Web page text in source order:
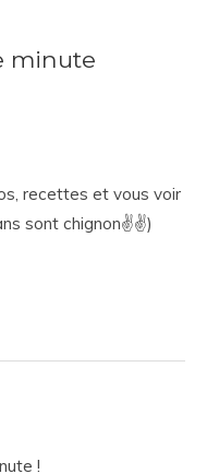
minute
recettes et vous voir
sont chignon✌✌)
!